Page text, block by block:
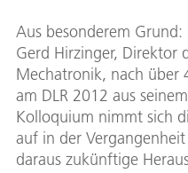
Aus besonderem
Gerd Hirzinger, Direktor
Mechatronik, nach über
am DLR 2012 aus
Kolloquium nimmt sich
auf in der
daraus zukünftige